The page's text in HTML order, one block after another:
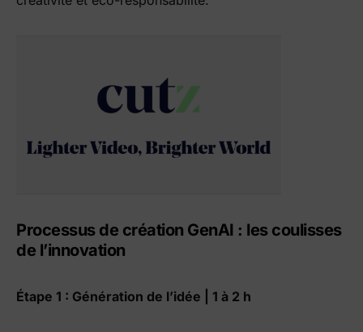
Processus de création GenAI : les coulisses
de l’innovation
Étape 1 : Génération de l’idée | 1 à 2 h